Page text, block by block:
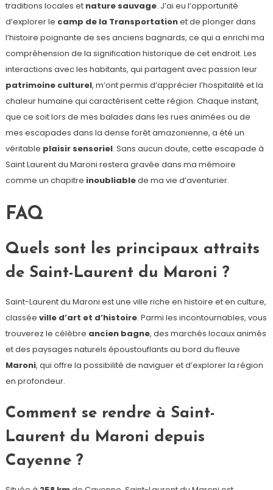
traditions locales et nature sauvage. J’ai eu l’opportunité
d’explorer le camp de la Transportationet de plonger dans
l’histoire poignante de ses anciens bagnards, ce qui a enrichi ma
compréhension de la signification historique de cet endroit. Les
interactions avec les habitants, qui partagent avec passion leur
patrimoine culturel, m’ont permis d’apprécier l’hospitalité et la
chaleur humaine qui caractérisent cette région. Chaque instant,
que ce soit lors de mes balades dans les rues animées ou de
mes escapades dans la dense forêt amazonienne, a été un
véritable plaisir sensoriel. Sans aucun doute, cette escapade à
Saint Laurent du Maroni restera gravée dans ma mémoire
comme un chapitre inoubliablede ma vie d’aventurier.
FAQ
Quels sont les principaux attraits
de Saint-Laurent du Maroni ?
Saint-Laurent du Maroni est une ville riche en histoire et en culture,
classée ville d’art et d’histoire. Parmi les incontournables, vous
trouverez le célèbre ancien bagne, des marchés locaux animés
et des paysages naturels époustouflants au bord du fleuve
Maroni, qui offre la possibilité de naviguer et d’explorer la région
en profondeur.
Comment se rendre à Saint-
Laurent du Maroni depuis
Cayenne ?